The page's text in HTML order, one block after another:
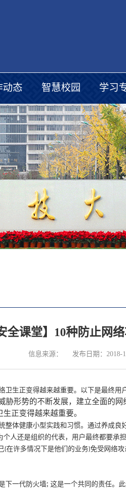
动态 智慧校园 学习
全课堂】10种防止网
信息来源： 发布日期：2018-
卫生正变得越来越重要。以下是最终用
胁形势的不断发展，建立全面的
正变得越来越重要。
整体健康小型实践和习惯。通过养成
人还是组织的代表，用户最终都要承
(在许多情况下是他们的业务)免受网络攻
下一代防火墙; 这是一个共同的责任。